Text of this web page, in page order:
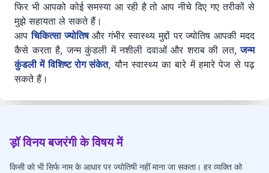
फिर भी आपको कोई समस्या आ रही है तो आप नीचे दिए गए तरीकों से
मुझे सहायता ले सकते हैं।
आपचिकित्सा ज्योतिषऔर गंभीर स्वास्थ्य मुद्दों पर ज्योतिष आपकी मदद
कैसे करता है, जन्म कुंडली में नशीली दवाओं और शराब की लत,जन्म
कुंडली में विशिष्ट रोग संकेत, यौन स्वास्थ्य का बारे में हमारे पेज से पढ़
सकते हैं।
ड़ॉ विनय बजरंगी के विषय में
किसी को भी सिर्फ नाम के आधार पर ज्योतिषी नहीं माना जा सकता। हर व्यक्ति को